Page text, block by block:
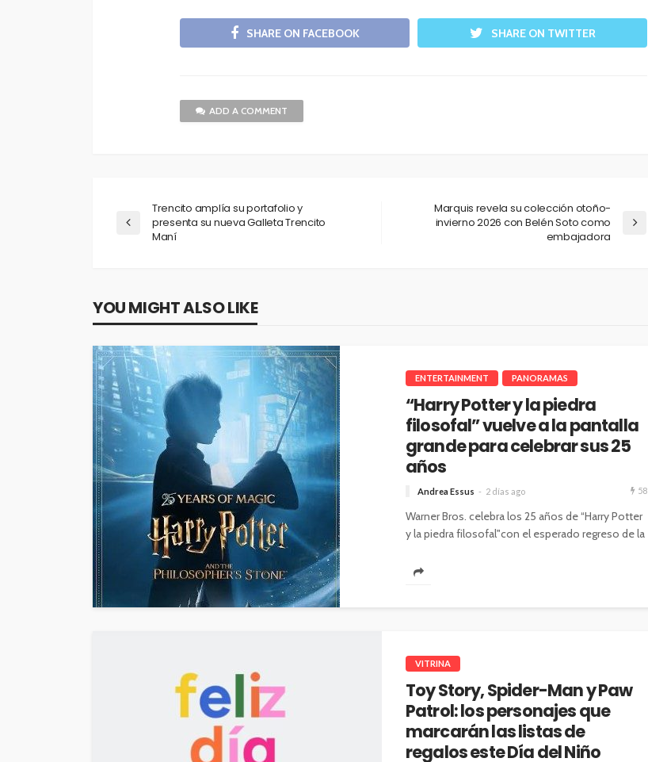
SHARE ON FACEBOOK SHARE ON TWITTER
ADD A COMMENT
Trencito amplía su portafolio y
presenta su nueva Galleta Trencito
Maní
Marquis revela su colección otoño-
invierno 2026 con Belén Soto como
embajadora
YOU MIGHT ALSO LIKE
ENTERTAINMENT PANORAMAS
“Harry Potter y la piedra
filosofal” vuelve a la pantalla
grande para celebrar sus 25
años
Andrea Essus 2 días ago 58
Warner Bros. celebra los 25 años de “Harry Potter
y la piedra filosofal"con el esperado regreso de la
VITRINA
Toy Story, Spider-Man y Paw
Patrol: los personajes que
marcarán las listas de
regalos este Día del Niño